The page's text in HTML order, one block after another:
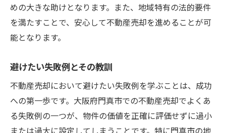
めの大きな助けとなります。また、地域特有の法的要件
を満たすことで、安心して不動産売却を進めることが可
能となります。
避けたい失敗例とその教訓
不動産売却において避けたい失敗例を学ぶことは、成功
への第一歩です。大阪府門真市での不動産売却でよくあ
る失敗例の一つが、物件の価値を正確に評価せずに過小
または過大に設定してしまうことです。特に門真市の地